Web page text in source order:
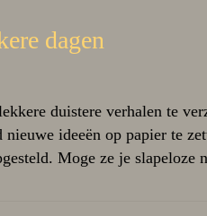
dagen
duistere verhalen te
ideeën op papier te
Moge ze je slapeloze